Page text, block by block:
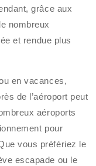
grâce aux
nombreux
et rendue plus
en vacances,
de l’aéroport peut
aéroports
pour
vous préfériez le
escapade ou le